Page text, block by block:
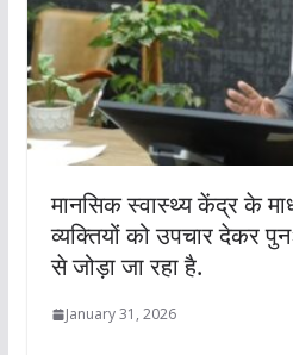
मानसिक स्वास्थ्य केंद्र के
व्यक्तियों को उपचार देकर
से जोड़ा जा रहा है.
January 31, 2026